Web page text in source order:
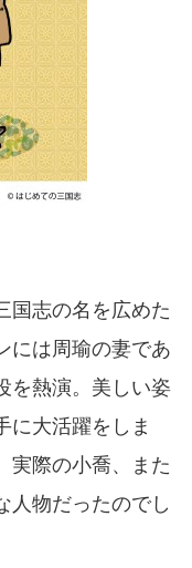
国志の名を広めた
には周瑜の妻であ
を熱演。美しい姿
に大活躍をしま
実際の小喬、また
人物だったのでし